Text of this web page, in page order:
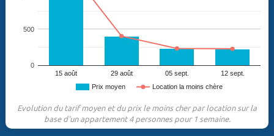
Prix moyen Location la moins chère
15 août 29 août 05 sept. 12 sept.
0
500
Evolution du tarif moyen et du prix le moins cher par location sur la
base d'un appartement 4 personnes pour 1 semaine.